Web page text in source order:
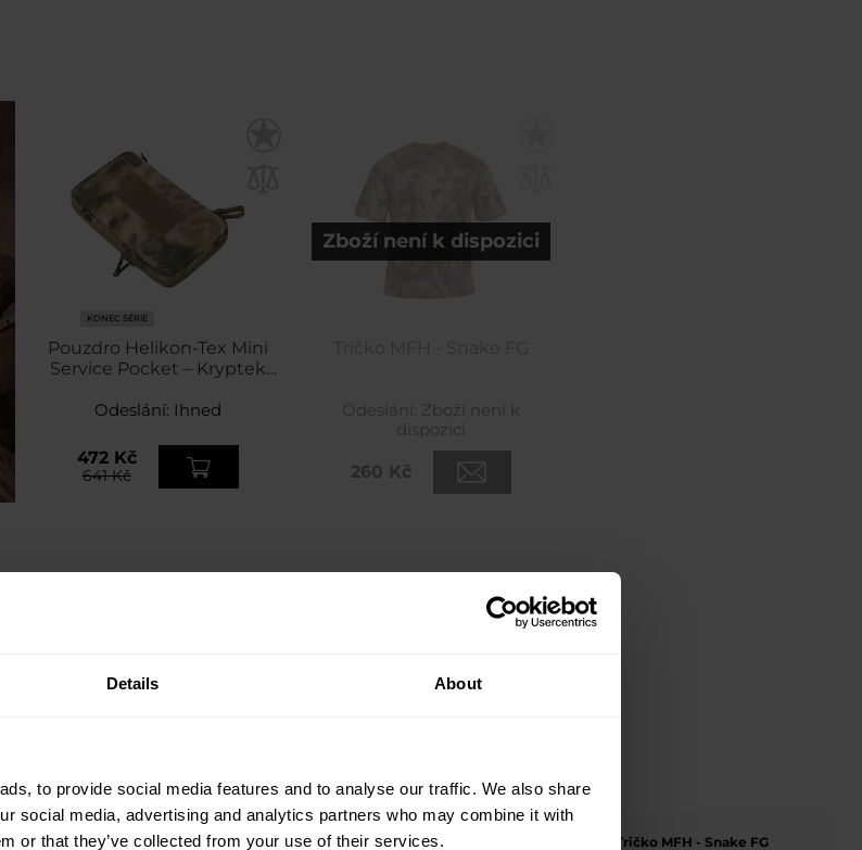
Details About
to provide social media features and to analyse our traffic. We also share
social media, advertising and analytics partners who may combine it with
or that they’ve collected from your use of their services.
KONEC SÉRIE
Pouzdro Helikon-Tex Mini
Service Pocket – Kryptek
Odeslání: Ihned
472 Kč
641 Kč
Zboží není k dispozici
Odeslání: Zboží není k
dispozici
260 Kč
Stop -
Taktické brýle Wiley X
Tričko MFH - Snake FG